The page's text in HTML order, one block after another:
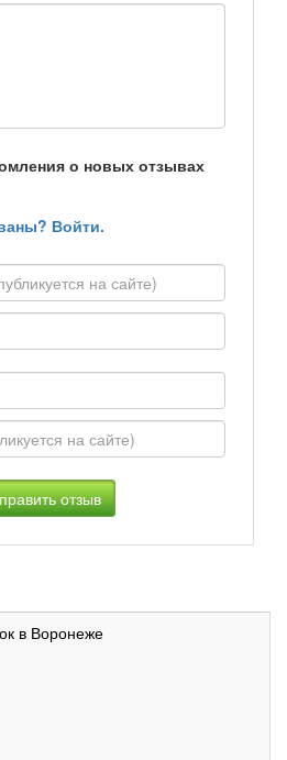
о новых отзывах
Войти.
в Воронеже